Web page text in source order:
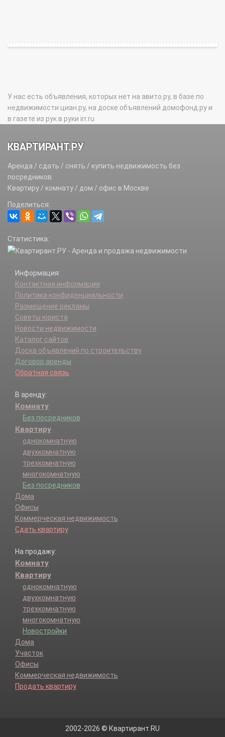
У нас есть объявления, которых нет на авито.ру, в базе по
недвижимости циан.ру, на доске объявлений домофонд.ру и
в газете из рук в руки irr.ru
КВАРТИРАНТ.РУ
Аренда / сдать / снять / купить недвижимость без
посредников.
Квартиру / комнату / дом / офис в Москве
Поделиться:
Статистика:
Информация:
Контактная информация
Политика конфиденциальности
Размещение рекламы
Советы юриста
Новости недвижимости
Каталог сайтов
Доска объявлений по строительству
Договор аренды
Обратная связь
В аренду:
Комнату
Без посредников
Квартиру
однокомнатную
двухкомнатную
трехкомнатную
многокомнатную
Без посредников
Дома
Офисы
Коммерческая недвижимость
Сдать квартиру
На продажу:
Комнату
Квартиру
однокомнатную
двухкомнатную
трехкомнатную
многокомнатную
Новостройки
Дома
Участок
Офисы
Коммерческая недвижимость
Продать квартиру
2002-2026 © Квартирант.RU